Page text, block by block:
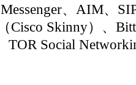
、AIM、
Cisco Skinny）、
TOR Social